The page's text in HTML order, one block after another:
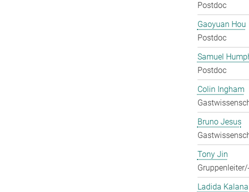
Postdoc
Gaoyuan Hou
Postdoc
Samuel
Postdoc
Colin Ingham
Bruno Jesus
Tony Jin
Ladida Kalana